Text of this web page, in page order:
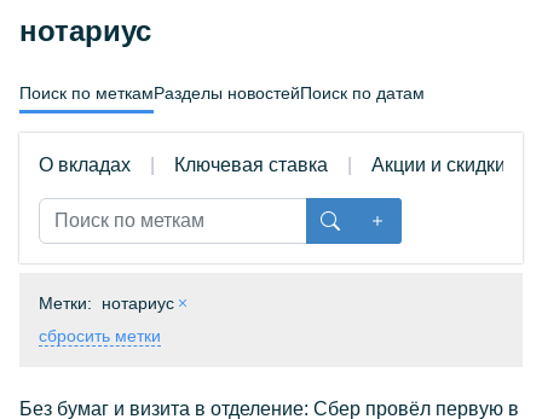
нотариус
Поиск по меткамРазделы новостейПоиск по датам
О вкладах Ключевая ставка Акции и скидки
Метки:
нотариус
сбросить метки
Без бумаг и визита в отделение: Сбер провёл первую в